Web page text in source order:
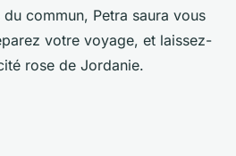
commun, Petra saura vous
votre voyage, et laissez-
rose de Jordanie.